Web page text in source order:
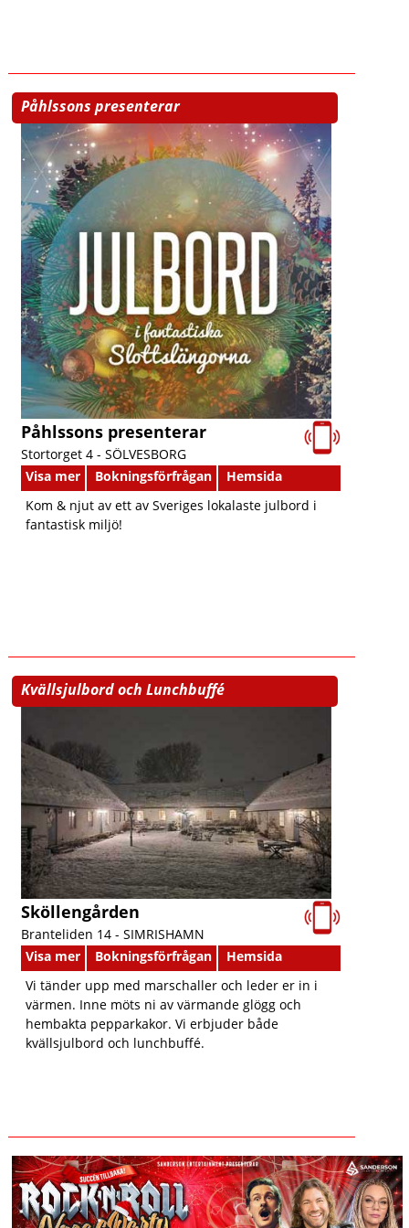
Påhlssons presenterar
Påhlssons presenterar
Stortorget 4 - SÖLVESBORG
Visa mer
Bokningsförfrågan
Hemsida
Kom & njut av ett av Sveriges lokalaste julbord i
fantastisk miljö!
Kvällsjulbord och Lunchbuffé
Sköllengården
Branteliden 14 - SIMRISHAMN
Visa mer
Bokningsförfrågan
Hemsida
Vi tänder upp med marschaller och leder er in i
värmen. Inne möts ni av värmande glögg och
hembakta pepparkakor. Vi erbjuder både
kvällsjulbord och lunchbuffé.